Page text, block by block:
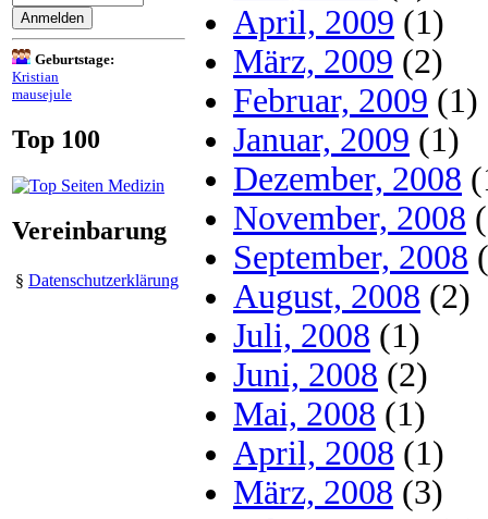
Geburtstage:
Kristian
mausejule
Top 100
Vereinbarung
§ Datenschutzerklärung
April, 2009 (1)
März, 2009 (2)
Februar, 2009 (1)
Januar, 2009 (1)
Dezember, 2008
November, 2008
September, 2008
August, 2008 (2)
Juli, 2008 (1)
Juni, 2008 (2)
Mai, 2008 (1)
April, 2008 (1)
März, 2008 (3)